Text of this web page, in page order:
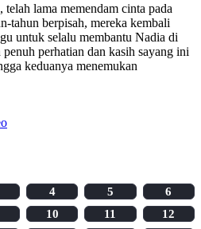
lama memendam cinta pada
tahun berpisah, mereka kembali
untuk selalu membantu Nadia di
penuh perhatian dan kasih sayang ini
keduanya menemukan
4 5
6
10 11
12